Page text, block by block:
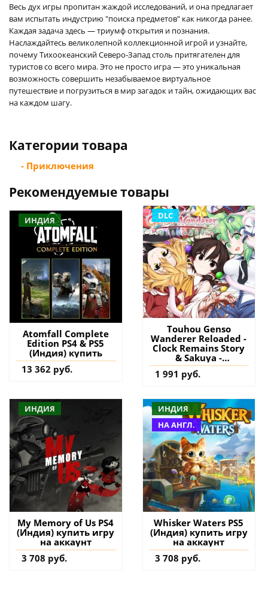
Весь дух игры пропитан жаждой исследований, и она предлагает
вам испытать индустрию "поиска предметов" как никогда ранее.
Каждая задача здесь — триумф открытия и познания.
Наслаждайтесь великолепной коллекционной игрой и узнайте,
почему Тихоокеанский Северо-Запад столь притягателен для
туристов со всего мира. Это не просто игра — это уникальная
возможность совершить незабываемое виртуальное
путешествие и погрузиться в мир загадок и тайн, ожидающих вас
на каждом шагу.
Категории товара
- Приключения
Рекомендуемые товары
ИНДИЯ
Atomfall Complete
Edition PS4 & PS5
(Индия) купить
13 362 руб.
DLC
Touhou Genso
Wanderer Reloaded -
Clock Remains Story
& Sakuya -
GensoWanderer -
RELOADED- PS4
дополнение на
аккаунт
1 991 руб.
ИНДИЯ
My Memory of Us PS4
(Индия) купить игру
на аккаунт
3 708 руб.
ИНДИЯ
НА АНГЛ.
Whisker Waters PS5
(Индия) купить игру
на аккаунт
3 708 руб.